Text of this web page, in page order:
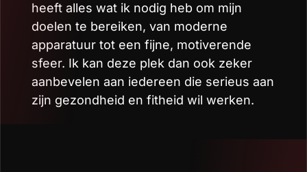
heeft alles wat ik nodig heb om mijn
doelen te bereiken, van moderne
apparatuur tot een fijne, motiverende
sfeer. Ik kan deze plek dan ook zeker
aanbevelen aan iedereen die serieus aan
zijn gezondheid en fitheid wil werken.